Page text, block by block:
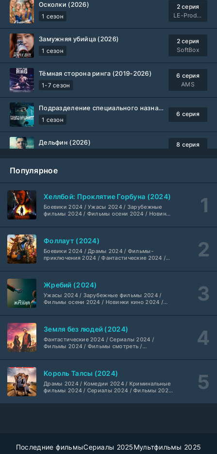
Осколки (2026)
1 сезон
2 серия
LE-Production
Замужняя убийца (2026)
1 сезон
2 серия
SoftBox
Тёмная сторона ринга (2019-2026)
1-7 сезон
6 серия
AMS
Подразделение специального назначения (2026)
1 сезон
6 серия
Дельфин (2026)
8 серия
Шугар (2026)
Укрытие (2026)
1-3 сезон
5 серия
HDrezka Studio
Мыс страха (2026)
1 сезон
Dragon Money Studio
Библиотекари: Следующая глава (2026)
1-2 сезон
2 серия
1 сезон
Дубляж HDrezka St.
Анна медиум (2021-2026)
1-5 сезон
2 серия
Популярное
Хеллбой: Проклятие Горбуна (2024)
Боевики 2024 / Ужасы 2024 / Зарубежные
фильмы 2024 / Фильмы осени 2024 / Новинки
2024 / Американские фильмы / Фильмы
высоким рейтингом / Интересные фильмы /
Крутые фильмы / Популярные фильмы
Фоллаут (2024)
Боевики 2024 / Драмы 2024 / Фильмы-
приключения 2024 / Фантастические 2024 /
смотреть / Сериалы в 4K UHD / Американские
Жребий (2024)
Ужасы 2024 / Зарубежные фильмы 2024 /
Фильмы осени 2024 / Новинки кино 2024 /
Американские фильмы / Фильмы смотреть /
фильмы / Крутые фильмы / Популярные
фильмы
Земля без людей (2024)
Фантастические 2024 / Сериалы 2024 /
Фильмы 2024 / Фильмы смотреть /
Король Талсы (2024)
Драмы 2024 / Комедии 2024 / Криминальные
фильмы 2024 / Сериалы 2024 / Фильмы 2024
Последние фильмыСериалы 2025Мультфильмы 2025